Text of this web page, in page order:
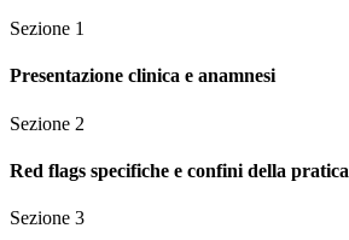
Sezione 1
Presentazione clinica e anamnesi
Sezione 2
Red flags specifiche e confini della pratica
Sezione 3